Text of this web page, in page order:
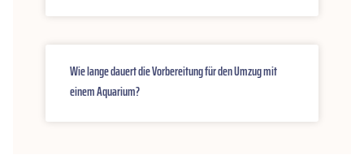
Wie lange dauert die Vorbereitung für den Umzug mit
einem Aquarium?